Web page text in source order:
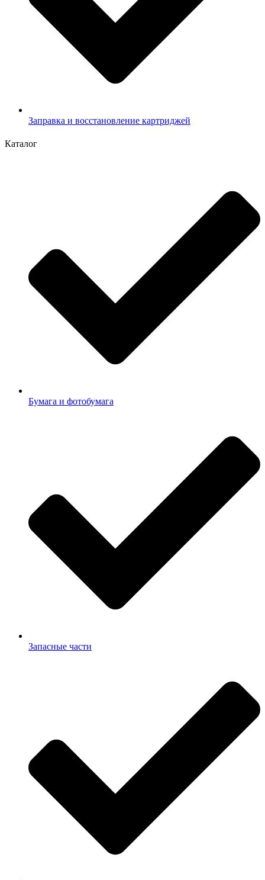
Заправка и восстановление картриджей
Каталог
Бумага и фотобумага
Запасные части